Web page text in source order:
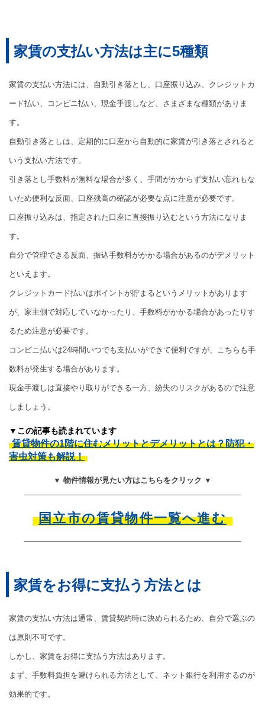
家賃の支払い方法は主に5種類
家賃の支払い方法には、自動引き落とし、口座振り込み、クレジットカ
ード払い、コンビニ払い、現金手渡しなど、さまざまな種類がありま
す。
自動引き落としは、定期的に口座から自動的に家賃が引き落とされると
いう支払い方法です。
引き落とし手数料が無料な場合が多く、手間がかからず支払い忘れもな
いため便利な反面、口座残高の確認が必要な点に注意が必要です。
口座振り込みは、指定された口座に直接振り込むという方法になりま
す。
自分で管理できる反面、振込手数料がかかる場合があるのがデメリット
といえます。
クレジットカード払いはポイントが貯まるというメリットがあります
が、家主側で対応していなかったり、手数料がかかる場合があったりす
るため注意が必要です。
コンビニ払いは24時間いつでも支払いができて便利ですが、こちらも手
数料が発生する場合があります。
現金手渡しは直接やり取りができる一方、紛失のリスクがあるので注意
しましょう。
▼この記事も読まれています
賃貸物件の1階に住むメリットとデメリットとは？防犯・
害虫対策も解説！
▼ 物件情報が見たい方はこちらをクリック ▼
国立市の賃貸物件一覧へ進む
家賃をお得に支払う方法とは
家賃の支払い方法は通常、賃貸契約時に決められるため、自分で選ぶの
は原則不可です。
しかし、家賃をお得に支払う方法はあります。
まず、手数料負担を避けられる方法として、ネット銀行を利用するのが
効果的です。